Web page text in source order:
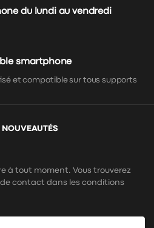
du lundi au vendredi
smartphone
et compatible sur tous supports
NOUVEAUTÉS
à tout moment. Vous trouverez
contact dans les conditions